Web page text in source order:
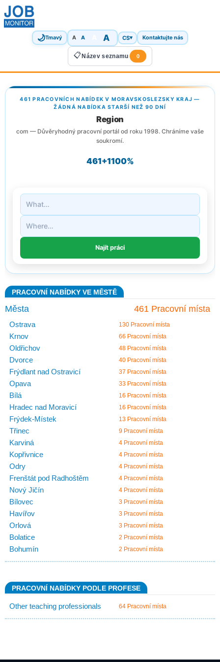
🌙Tmavý A A A CS▾ Kontaktujte nás
📋Název seznamu 0
461 PRACOVNÍCH NABÍDEK V MORAVSKOSLEZSKY KRAJ —
ŽÁDNÁ NABÍDKA STARŠÍ NEŽ 90 DNÍ
Region
com — Důvěryhodný pracovní portál od roku 1998. Chráníme vaše
soukromí.
461+1100%
PRACOVNÍ NABÍDKY VE MĚSTĚ
461 Pracovní místa
Města
Ostrava 130 Pracovní místa
Krnov 66 Pracovní místa
Oldřichov 48 Pracovní místa
Dvorce 40 Pracovní místa
Frýdlant nad Ostravicí 37 Pracovní místa
Opava 33 Pracovní místa
Bílá 16 Pracovní místa
Hradec nad Moravicí 16 Pracovní místa
Frýdek-Místek 13 Pracovní místa
Třinec 9 Pracovní místa
Karviná 4 Pracovní místa
Kopřivnice 4 Pracovní místa
Odry 4 Pracovní místa
Frenštát pod Radhoštěm 4 Pracovní místa
Nový Jičín 4 Pracovní místa
Bílovec 3 Pracovní místa
Havířov 3 Pracovní místa
Orlová 3 Pracovní místa
Bolatice 2 Pracovní místa
Bohumín 2 Pracovní místa
PRACOVNÍ NABÍDKY PODLE PROFESE
Other teaching professionals 64 Pracovní místa